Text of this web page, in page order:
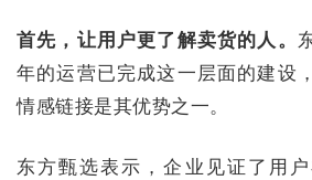
首先，让用户更了解卖货的人。
年的运营已完成这一层面的建设
情感链接是其优势之一。
东方甄选表示，企业见证了用